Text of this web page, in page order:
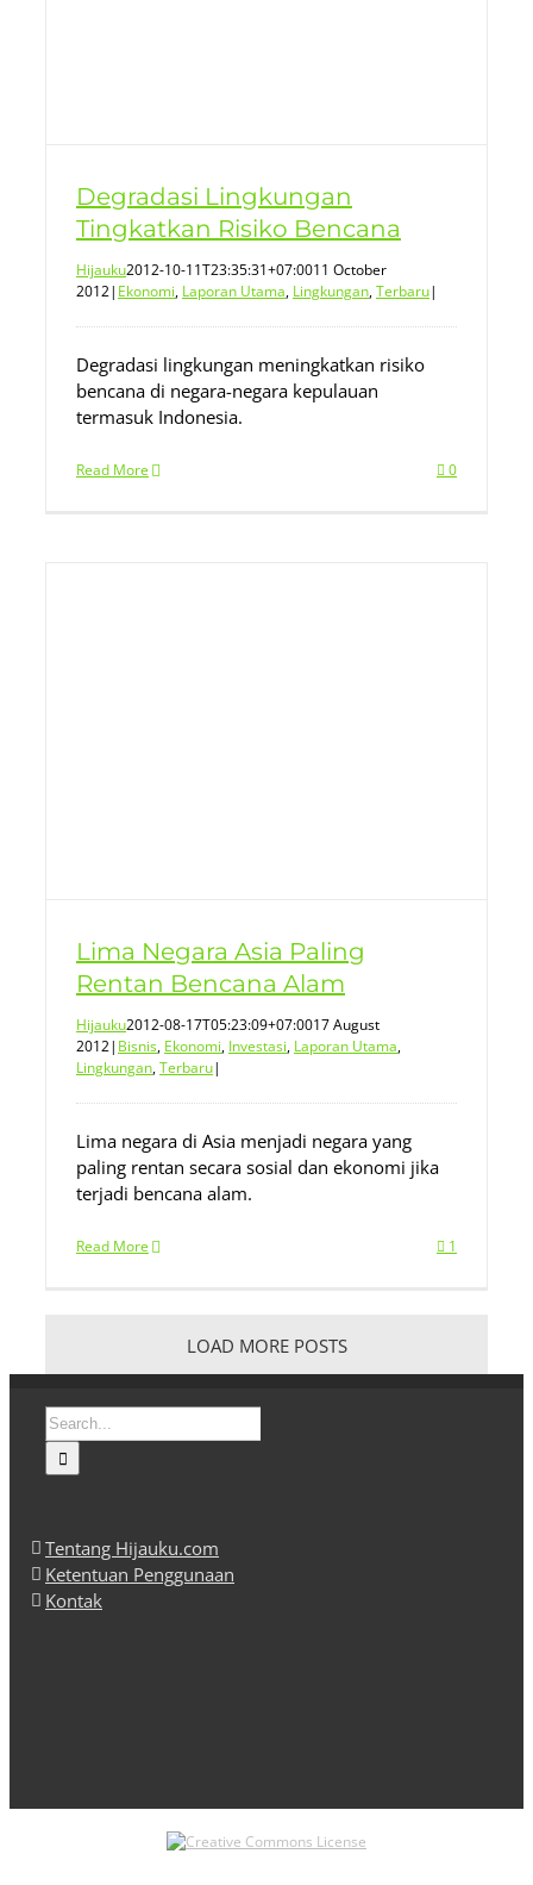
Degradasi Lingkungan
Tingkatkan Risiko Bencana
Hijauku2012-10-11T23:35:31+07:0011 October
2012| Ekonomi, Laporan Utama, Lingkungan,Terbaru|
Degradasi lingkungan meningkatkan risiko
bencana di negara-negara kepulauan
termasuk Indonesia.
Read More 0
Lima Negara Asia Paling
Rentan Bencana Alam
Hijauku2012-08-17T05:23:09+07:0017 August
2012| Bisnis, Ekonomi, Investasi, Laporan Utama,
Lingkungan,Terbaru|
Lima negara di Asia menjadi negara yang
paling rentan secara sosial dan ekonomi jika
terjadi bencana alam.
Read More 1
LOAD MORE POSTS
Search
for:
Tentang Hijauku.com
Ketentuan Penggunaan
Kontak